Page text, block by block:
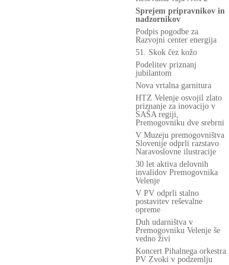
Sprejem pripravnikov in
nadzornikov
Podpis pogodbe za
Razvojni center energija
51. Skok čez kožo
Podelitev priznanj
jubilantom
Nova vrtalna garnitura
HTZ Velenje osvojil zlato
priznanje za inovacijo v
SAŠA regiji,
Premogovniku dve srebrni
V Muzeju premogovništva
Slovenije odprli razstavo
Naravoslovne ilustracije
30 let aktiva delovnih
invalidov Premogovnika
Velenje
V PV odprli stalno
postavitev reševalne
opreme
Duh udarništva v
Premogovniku Velenje še
vedno živi
Koncert Pihalnega orkestra
PV Zvoki v podzemlju